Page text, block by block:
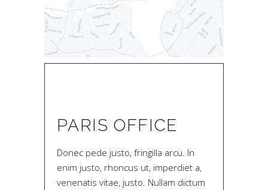
PARIS OFFICE
Donec pede justo, fringilla arcu. In
enim justo, rhoncus ut, imperdiet a,
venenatis vitae, justo. Nullam dictum